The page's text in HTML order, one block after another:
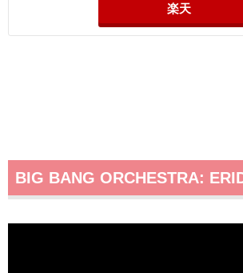
楽天
BIG BANG ORCHESTRA: